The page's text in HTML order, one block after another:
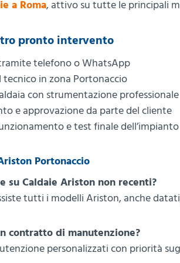
a Roma, attivo su tutte le principali
pronto intervento
telefono o WhatsApp
in zona Portonaccio
con strumentazione professionale
e approvazione da parte del cliente
e test finale dell’impianto
Portonaccio
su Caldaie Ariston non recenti?
tutti i modelli Ariston, anche
contratto di manutenzione?
personalizzati con priorità